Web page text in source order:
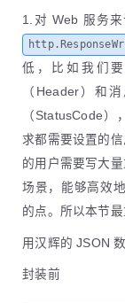
23
24
25
26
27
}
1.对 Web 服务
低，比如我们
（Header）和
（StatusCode
求都需要设置的
的用户需要写大
场景，能够高效
的点。所以本节
用汉辉的 JSON
封装前